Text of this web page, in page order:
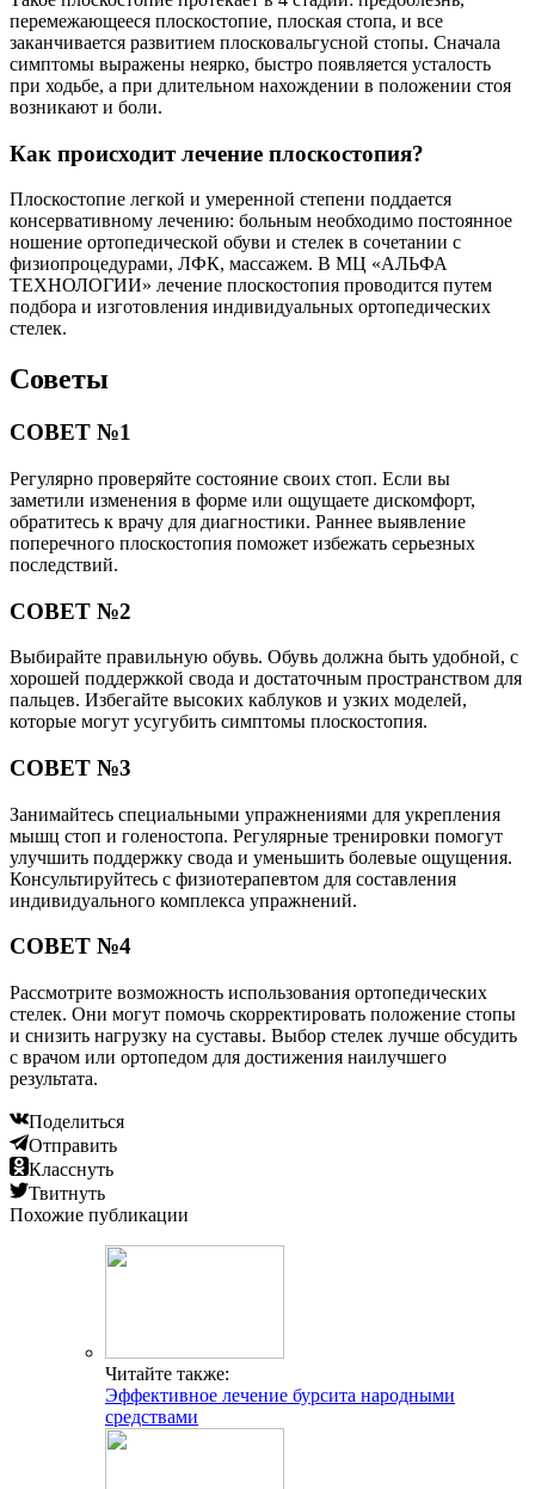
перемежающееся плоскостопие, плоская стопа, и все
заканчивается развитием плосковальгусной стопы. Сначала
симптомы выражены неярко, быстро появляется усталость
при ходьбе, а при длительном нахождении в положении стоя
возникают и боли.
Как происходит лечение плоскостопия?
Плоскостопие легкой и умеренной степени поддается
консервативному лечению: больным необходимо постоянное
ношение ортопедической обуви и стелек в сочетании с
физиопроцедурами, ЛФК, массажем. В МЦ «АЛЬФА
ТЕХНОЛОГИИ» лечение плоскостопия проводится путем
подбора и изготовления индивидуальных ортопедических
стелек.
Советы
СОВЕТ №1
Регулярно проверяйте состояние своих стоп. Если вы
заметили изменения в форме или ощущаете дискомфорт,
обратитесь к врачу для диагностики. Раннее выявление
поперечного плоскостопия поможет избежать серьезных
последствий.
СОВЕТ №2
Выбирайте правильную обувь. Обувь должна быть удобной, с
хорошей поддержкой свода и достаточным пространством для
пальцев. Избегайте высоких каблуков и узких моделей,
которые могут усугубить симптомы плоскостопия.
СОВЕТ №3
Занимайтесь специальными упражнениями для укрепления
мышц стоп и голеностопа. Регулярные тренировки помогут
улучшить поддержку свода и уменьшить болевые ощущения.
Консультируйтесь с физиотерапевтом для составления
индивидуального комплекса упражнений.
СОВЕТ №4
Рассмотрите возможность использования ортопедических
стелек. Они могут помочь скорректировать положение стопы
и снизить нагрузку на суставы. Выбор стелек лучше обсудить
с врачом или ортопедом для достижения наилучшего
результата.
Поделиться
Отправить
Класснуть
Твитнуть
Похожие публикации
Читайте также:
Эффективное лечение бурсита народными
средствами